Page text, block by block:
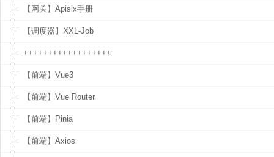
【网关】Apisix手册
【调度器】XXL-Job
++++++++++++++++++
【前端】Vue3
【前端】Vue Router
【前端】Pinia
【前端】Axios